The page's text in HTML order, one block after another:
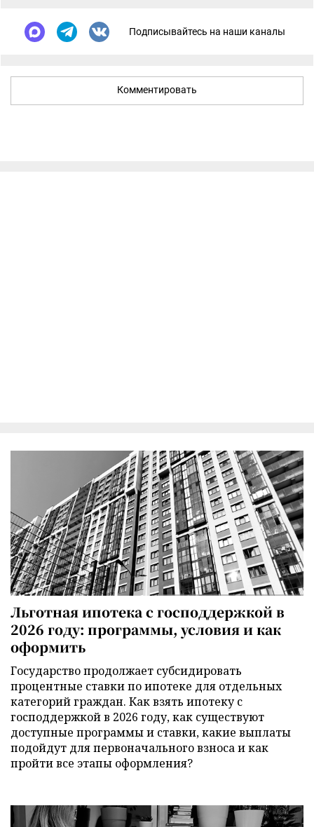
Подписывайтесь на наши каналы
Комментировать
Льготная ипотека с господдержкой в
2026 году: программы, условия и как
оформить
Государство продолжает субсидировать
процентные ставки по ипотеке для отдельных
категорий граждан. Как взять ипотеку с
господдержкой в 2026 году, как существуют
доступные программы и ставки, какие выплаты
подойдут для первоначального взноса и как
пройти все этапы оформления?